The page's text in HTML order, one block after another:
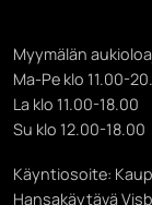
Myymälän
Ma-Pe klo 11.00-
La klo 11.00-18.00
Su klo 12.00-18.00
Käyntiosoite:
Hansakäytävä